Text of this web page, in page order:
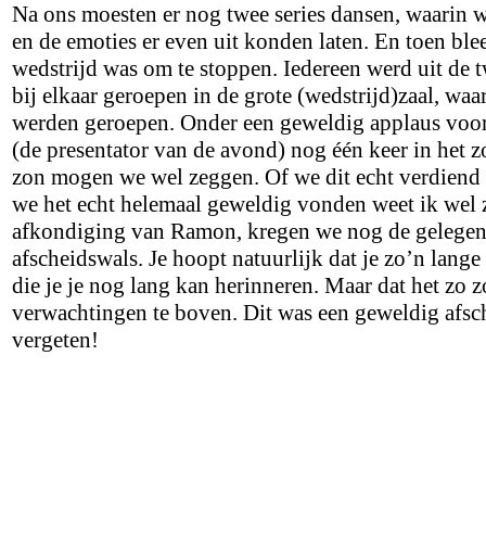
Na ons moesten er nog twee series dansen,
en de emoties er even uit konden laten. En toen
wedstrijd was om te stoppen. Iedereen werd uit de
bij elkaar geroepen in de grote (wedstrijd)zaal,
werden geroepen. Onder een geweldig applaus
(de presentator van de avond) nog één keer in het
zon mogen we wel zeggen. Of we dit echt
we het echt helemaal geweldig vonden weet ik wel
afkondiging van Ramon, kregen we nog de
afscheidswals. Je hoopt natuurlijk dat je zo’n
die je je nog lang kan herinneren. Maar dat het zo
verwachtingen te boven. Dit was een geweldig
vergeten!